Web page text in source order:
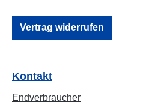
Vertrag widerrufen
Kontakt
Endverbraucher